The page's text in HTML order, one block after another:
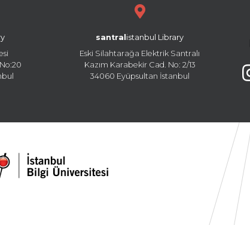
santral istanbul Library
Eski Silahtarağa Elektrik Santralı
Kazım Karabekir Cad. No: 2/13
34060 Eyüpsultan İstanbul